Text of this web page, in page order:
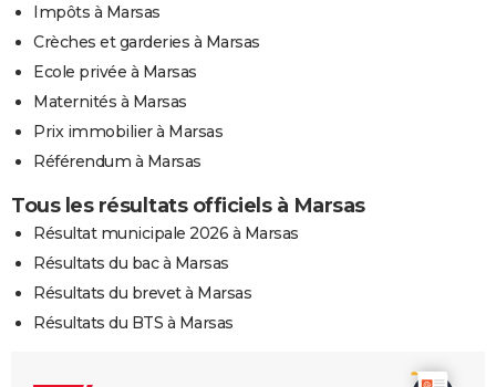
Impôts à Marsas
Crèches et garderies à Marsas
Ecole privée à Marsas
Maternités à Marsas
Prix immobilier à Marsas
Référendum à Marsas
Tous les résultats officiels à Marsas
Résultat municipale 2026 à Marsas
Résultats du bac à Marsas
Résultats du brevet à Marsas
Résultats du BTS à Marsas